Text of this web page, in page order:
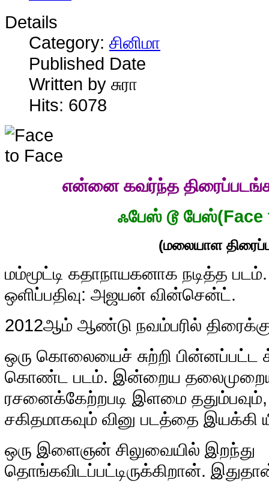
Details
Category: சினிமா
Published Date
Written by சுரா
Hits: 6078
என்னை கவர்ந்த
ஃபேஸ் டூ
(மலையாள
மம்மூட்டி கதாநாயகனாக நடித்த
ஒளிப்பதிவு: அஜயன் வின்சென்ட்.
2012ஆம் ஆண்டு நவம்பரில்
ஒரு கொலையைச் சுற்றி
கொண்ட படம். இன்றைய
ரசனைக்கேற்றபடி இளமை
சகிதமாகவும் வினு படத்தை இயக்கி
ஒரு இளைஞன் சிலுவையில் இறந்து
தொங்கவிடப்பட்டிருக்கிறான்.